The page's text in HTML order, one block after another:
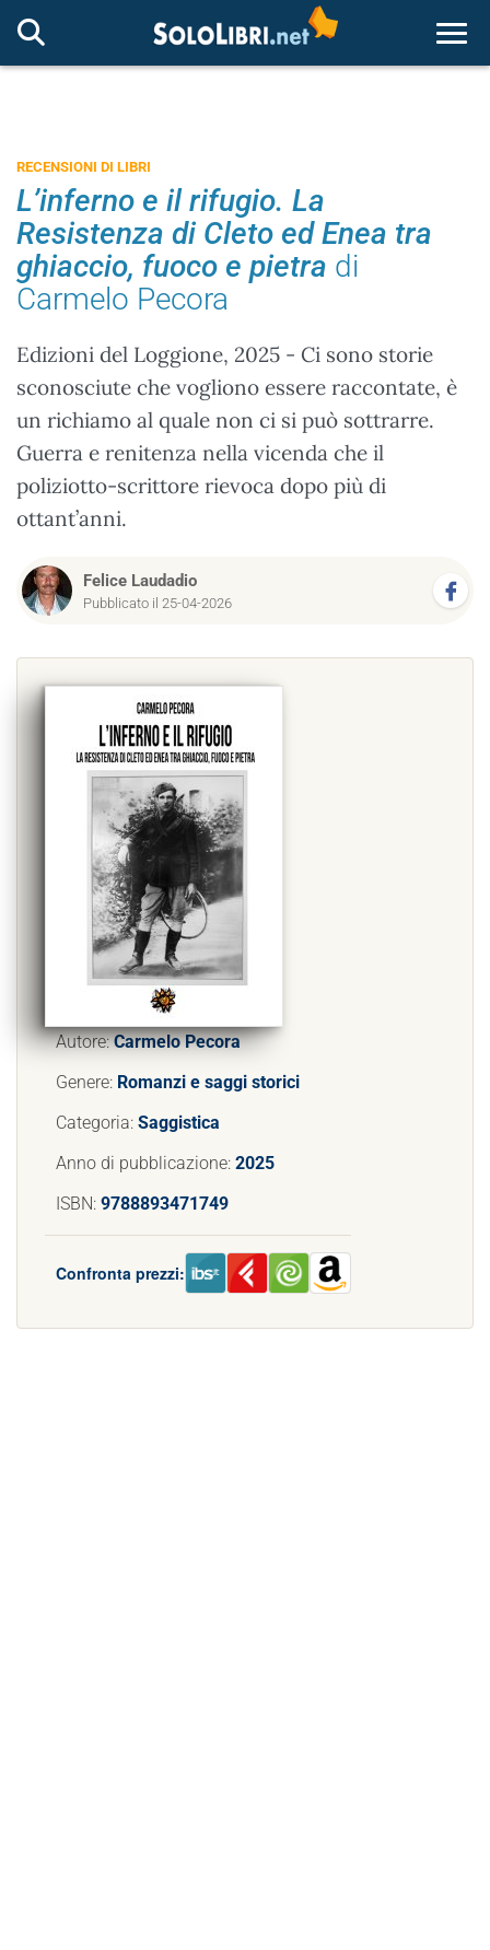
RECENSIONI DI LIBRI
L’inferno e il rifugio. La
Resistenza di Cleto ed Enea tra
ghiaccio, fuoco e pietra di
Carmelo Pecora
Edizioni del Loggione, 2025 - Ci sono storie
sconosciute che vogliono essere raccontate, è
un richiamo al quale non ci si può sottrarre.
Guerra e renitenza nella vicenda che il
poliziotto-scrittore rievoca dopo più di
ottant’anni.
Felice Laudadio
Pubblicato il 25-04-2026
Autore:Carmelo Pecora
Genere: Romanzi e saggi storici
Categoria: Saggistica
Anno di pubblicazione: 2025
ISBN: 9788893471749
Confronta prezzi: